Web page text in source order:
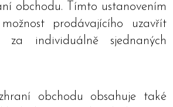
obchodu. Tímto ustanovením
prodávajícího uzavřít
za individuálně sjednaných
obchodu obsahuje také